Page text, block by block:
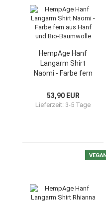
HempAge Hanf
Langarm Shirt
Naomi - Farbe fern
Baumwolle
53,90 EUR
Lieferzeit: 3-5 Tage